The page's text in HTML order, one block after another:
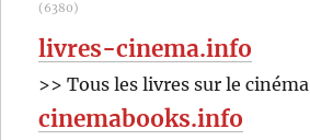
(6380)
livres-cinema.info
>> Tous les livres sur le cinéma
cinemabooks.info